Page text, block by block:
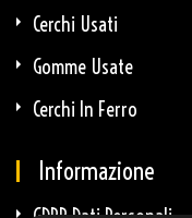
Cerchi Usati
Gomme Usate
Cerchi In Ferro
Informazione